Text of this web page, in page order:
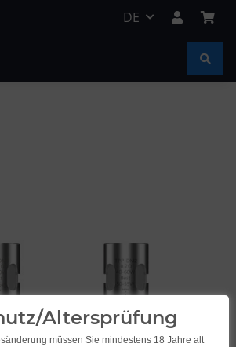
DE
Altersprüfung
müssen Sie mindestens 18 Jahre alt